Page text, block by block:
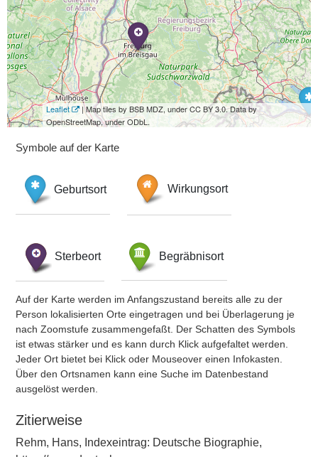
Leaflet
| Map tiles by BSB MDZ, under CC BY 3.0. Data by
OpenStreetMap, under ODbL.
Symbole auf der Karte
Geburtsort Wirkungsort
Sterbeort Begräbnisort
Auf der Karte werden im Anfangszustand bereits alle zu der
Person lokalisierten Orte eingetragen und bei Überlagerung je
nach Zoomstufe zusammengefaßt. Der Schatten des Symbols
ist etwas stärker und es kann durch Klick aufgefaltet werden.
Jeder Ort bietet bei Klick oder Mouseover einen Infokasten.
Über den Ortsnamen kann eine Suche im Datenbestand
ausgelöst werden.
Zitierweise
Rehm, Hans, Indexeintrag: Deutsche Biographie,